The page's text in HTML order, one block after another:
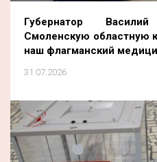
Губернатор
Смоленскую областную
наш флагманский
31.07.2026